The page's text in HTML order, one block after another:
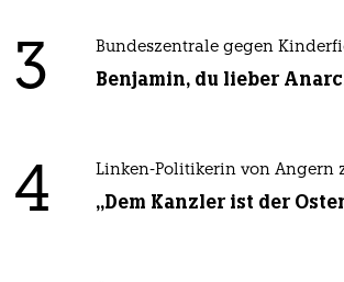
3 Bundeszentrale gegen
Benjamin, du lieber
4 Linken-Politikerin von Angern
„Dem Kanzler ist der